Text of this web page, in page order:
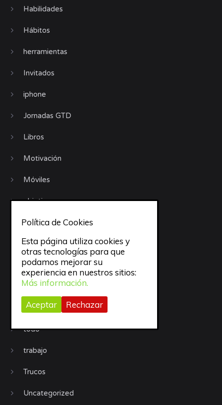
Habilidades
Hábitos
herramientas
Invitados
iphone
Jornadas GTD
Libros
Motivación
Móviles
objetivos
Organización
Procrastinación
Productividad
Recursos
Sueño
todo
trabajo
Trucos
Uncategorized
Política de Cookies
Esta página utiliza cookies y
otras tecnologías para que
podamos mejorar su
experiencia en nuestros sitios:
Más información.
Aceptar Rechazar